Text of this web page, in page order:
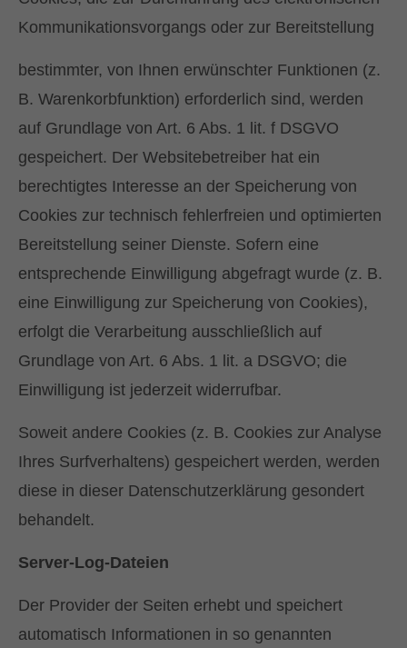
Kommunikationsvorgangs oder zur Bereitstellung
bestimmter, von Ihnen erwünschter Funktionen (z.
B. Warenkorbfunktion) erforderlich sind, werden
auf Grundlage von Art. 6 Abs. 1 lit. f DSGVO
gespeichert. Der Websitebetreiber hat ein
berechtigtes Interesse an der Speicherung von
Cookies zur technisch fehlerfreien und optimierten
Bereitstellung seiner Dienste. Sofern eine
entsprechende Einwilligung abgefragt wurde (z. B.
eine Einwilligung zur Speicherung von Cookies),
erfolgt die Verarbeitung ausschließlich auf
Grundlage von Art. 6 Abs. 1 lit. a DSGVO; die
Einwilligung ist jederzeit widerrufbar.
Soweit andere Cookies (z. B. Cookies zur Analyse
Ihres Surfverhaltens) gespeichert werden, werden
diese in dieser Datenschutzerklärung gesondert
behandelt.
Server-Log-Dateien
Der Provider der Seiten erhebt und speichert
automatisch Informationen in so genannten